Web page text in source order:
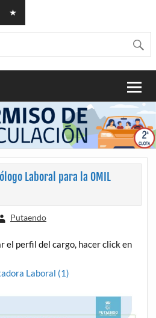
Laboral para la OMIL
Putaendo
el perfil del cargo, hacer click en
Laboral (1)